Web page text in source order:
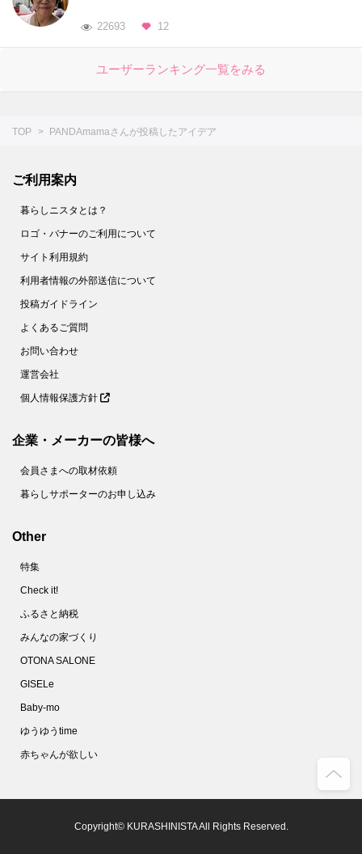
22693 12
ユーザーランキング一覧をみる
TOP PANDAmamaさんが投稿したアイデア
ご利用案内
暮らしニスタとは？
ロゴ・バナーのご利用について
サイト利用規約
利用者情報の外部送信について
投稿ガイドライン
よくあるご質問
お問い合わせ
運営会社
個人情報保護方針
企業・メーカーの皆様へ
会員さまへの取材依頼
暮らしサポーターのお申し込み
Other
特集
Check it!
ふるさと納税
みんなの家づくり
OTONA SALONE
GISELe
Baby-mo
ゆうゆうtime
赤ちゃんが欲しい
Copyright© KURASHINISTA All Rights Reserved.